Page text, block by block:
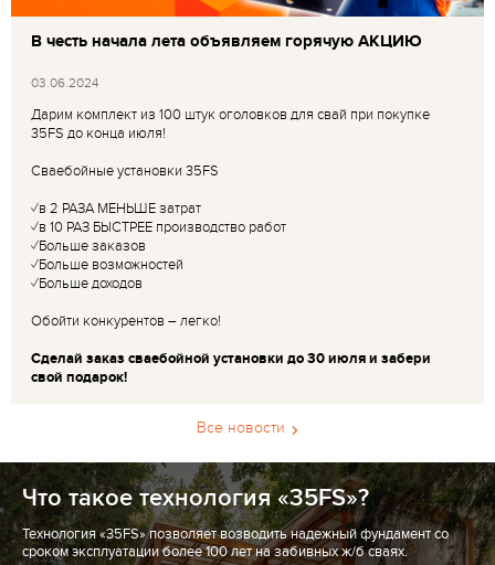
В честь начала лета объявляем горячую АКЦИЮ
03.06.2024
Дарим комплект из 100 штук оголовков для свай при покупке
35FS до конца июля!
Сваебойные установки 35FS
✓в 2 РАЗА МЕНЬШЕ затрат
✓в 10 РАЗ БЫСТРЕЕ производство работ
✓Больше заказов
✓Больше возможностей
✓Больше доходов
Обойти конкурентов – легко!
Сделай заказ сваебойной установки до 30 июля и забери
свой подарок!
Все новости
Что такое технология «35FS»?
Технология «35FS» позволяет возводить надежный фундамент со
сроком эксплуатации более 100 лет на забивных ж/б сваях.